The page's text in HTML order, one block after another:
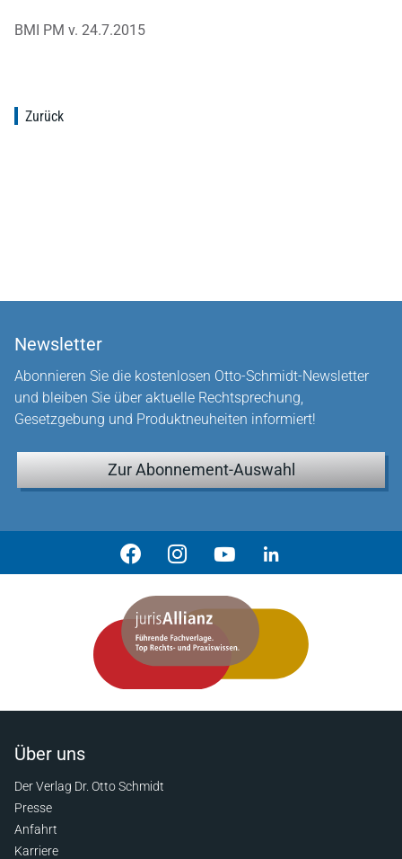
BMI PM v. 24.7.2015
Zurück
Newsletter
Abonnieren Sie die kostenlosen Otto-Schmidt-Newsletter
und bleiben Sie über aktuelle Rechtsprechung,
Gesetzgebung und Produktneuheiten informiert!
Zur Abonnement-Auswahl
Über uns
Der Verlag Dr. Otto Schmidt
Presse
Anfahrt
Karriere